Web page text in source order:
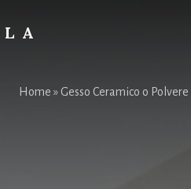
Home »Gesso Ceramico o